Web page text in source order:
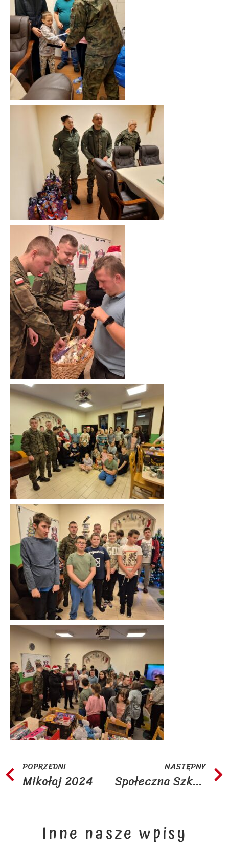
POPRZEDNI
Mikołaj 2024
NASTĘPNY
Społeczna Szkoła Podstawowa nr 2 z Warszawy
Inne nasze wpisy